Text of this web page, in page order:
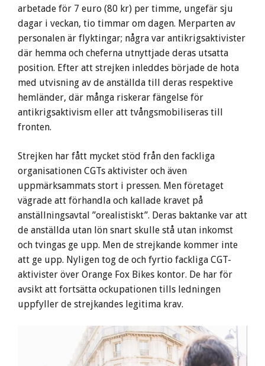
arbetade för 7 euro (80 kr) per timme, ungefär sju
dagar i veckan, tio timmar om dagen. Merparten av
personalen är flyktingar; några var antikrigsaktivister
där hemma och cheferna utnyttjade deras utsatta
position. Efter att strejken inleddes började de hota
med utvisning av de anställda till deras respektive
hemländer, där många riskerar fängelse för
antikrigsaktivism eller att tvångsmobiliseras till
fronten.
Strejken har fått mycket stöd från den fackliga
organisationen CGTs aktivister och även
uppmärksammats stort i pressen. Men företaget
vägrade att förhandla och kallade kravet på
anställningsavtal ”orealistiskt”. Deras baktanke var att
de anställda utan lön snart skulle stå utan inkomst
och tvingas ge upp. Men de strejkande kommer inte
att ge upp. Nyligen tog de och fyrtio fackliga CGT-
aktivister över Orange Fox Bikes kontor. De har för
avsikt att fortsätta ockupationen tills ledningen
uppfyller de strejkandes legitima krav.